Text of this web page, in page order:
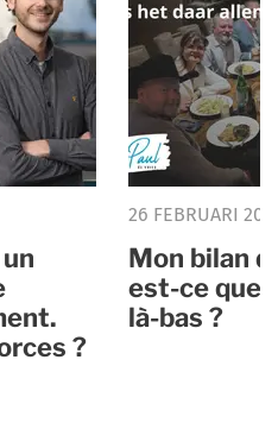
?
26 FEBRUARI
Mon bilan
est-ce que
là-bas ?